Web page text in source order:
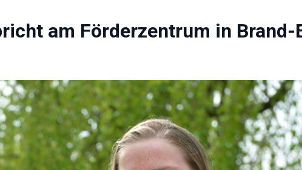
am Förderzentrum in